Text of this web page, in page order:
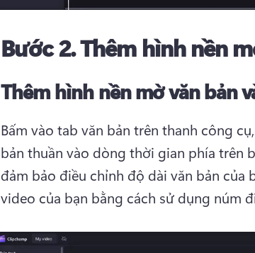
Bước 2.Thêm hình nền
Thêm hình nền mờ văn bản
Bấm vào tab văn bản trên thanh công
bản thuần vào dòng thời gian phía trên
đảm bảo điều chỉnh độ dài văn bản
video của bạn bằng cách sử dụng núm